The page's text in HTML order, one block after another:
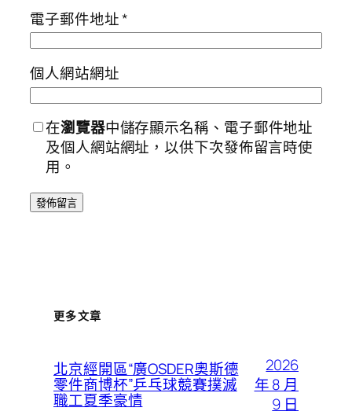
電子郵件地址*
個人網站網址
在瀏覽器中儲存顯示名稱、電子郵件地址
及個人網站網址，以供下次發佈留言時使
用。
更多文章
北京經開區“廣OSDER奧斯德
零件商博杯”乒乓球競賽撲滅
職工夏季豪情
2026
年 8 月
9 日